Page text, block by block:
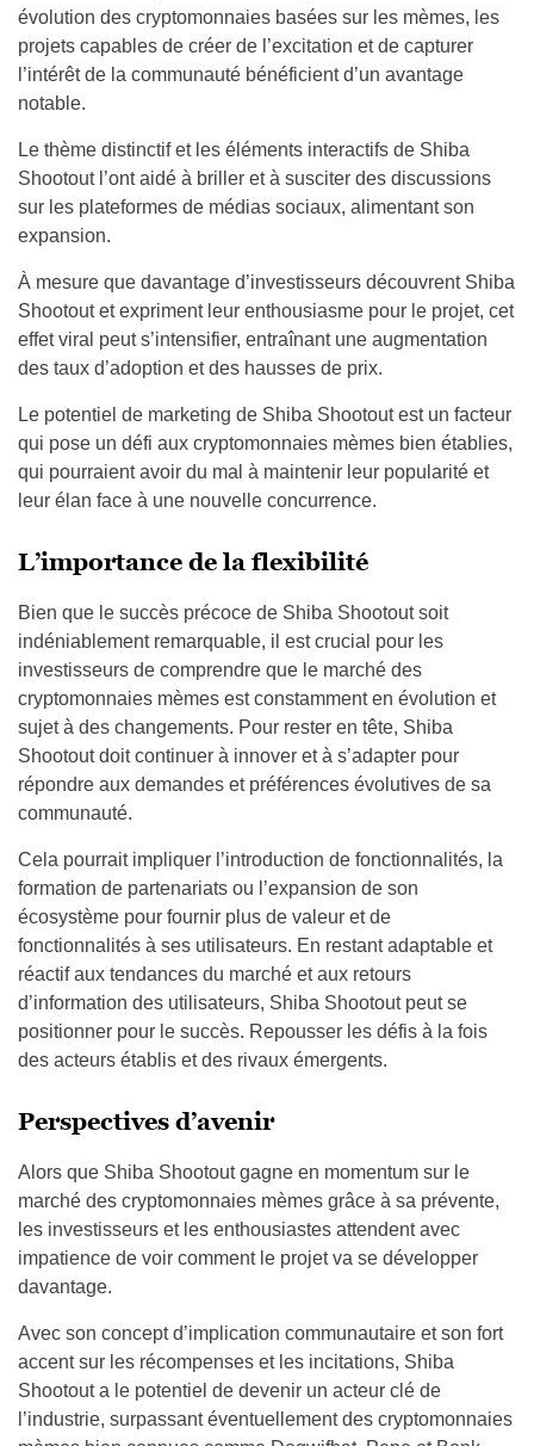
évolution des cryptomonnaies basées sur les mèmes, les
projets capables de créer de l’excitation et de capturer
l’intérêt de la communauté bénéficient d’un avantage
notable.
Le thème distinctif et les éléments interactifs de Shiba
Shootout l’ont aidé à briller et à susciter des discussions
sur les plateformes de médias sociaux, alimentant son
expansion.
À mesure que davantage d’investisseurs découvrent Shiba
Shootout et expriment leur enthousiasme pour le projet, cet
effet viral peut s’intensifier, entraînant une augmentation
des taux d’adoption et des hausses de prix.
Le potentiel de marketing de Shiba Shootout est un facteur
qui pose un défi aux cryptomonnaies mèmes bien établies,
qui pourraient avoir du mal à maintenir leur popularité et
leur élan face à une nouvelle concurrence.
L’importance de la flexibilité
Bien que le succès précoce de Shiba Shootout soit
indéniablement remarquable, il est crucial pour les
investisseurs de comprendre que le marché des
cryptomonnaies mèmes est constamment en évolution et
sujet à des changements. Pour rester en tête, Shiba
Shootout doit continuer à innover et à s’adapter pour
répondre aux demandes et préférences évolutives de sa
communauté.
Cela pourrait impliquer l’introduction de fonctionnalités, la
formation de partenariats ou l’expansion de son
écosystème pour fournir plus de valeur et de
fonctionnalités à ses utilisateurs. En restant adaptable et
réactif aux tendances du marché et aux retours
d’information des utilisateurs, Shiba Shootout peut se
positionner pour le succès. Repousser les défis à la fois
des acteurs établis et des rivaux émergents.
Perspectives d’avenir
Alors que Shiba Shootout gagne en momentum sur le
marché des cryptomonnaies mèmes grâce à sa prévente,
les investisseurs et les enthousiastes attendent avec
impatience de voir comment le projet va se développer
davantage.
Avec son concept d’implication communautaire et son fort
accent sur les récompenses et les incitations, Shiba
Shootout a le potentiel de devenir un acteur clé de
l’industrie, surpassant éventuellement des cryptomonnaies